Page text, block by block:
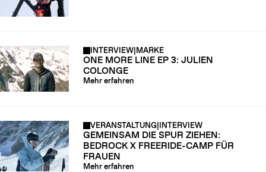
INTERVIEW MARKE
ONE MORE LINE EP 3: JULIEN
COLONGE
Mehr erfahren
VERANSTALTUNG INTERVIEW
GEMEINSAM DIE SPUR ZIEHEN:
BEDROCK X FREERIDE-CAMP FÜR
FRAUEN
Mehr erfahren